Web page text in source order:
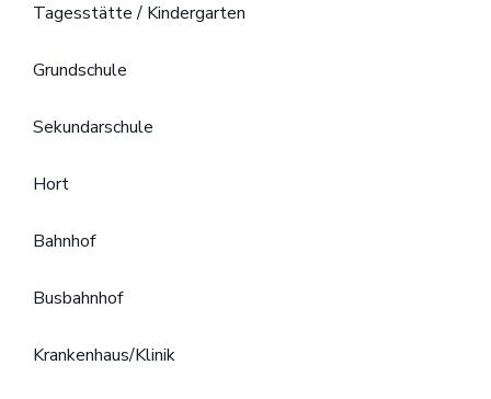
Tagesstätte / Kindergarten
Grundschule
Sekundarschule
Hort
Bahnhof
Busbahnhof
Krankenhaus/Klinik